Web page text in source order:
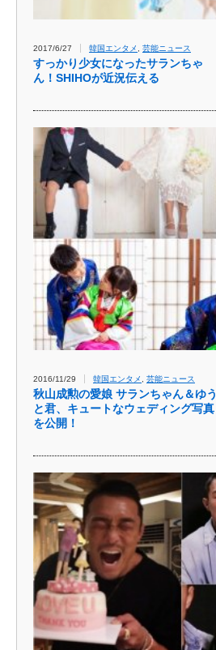
2017/6/27 韓国エンタメ 芸能ニュース
すっかり少女になったサランちゃ
ん！SHIHOが近況伝える
2016/11/29 韓国エンタメ 芸能ニュース
秋山成勲の愛娘 サランちゃん＆ゆう
と君、キュートなウェディング写真
を公開！